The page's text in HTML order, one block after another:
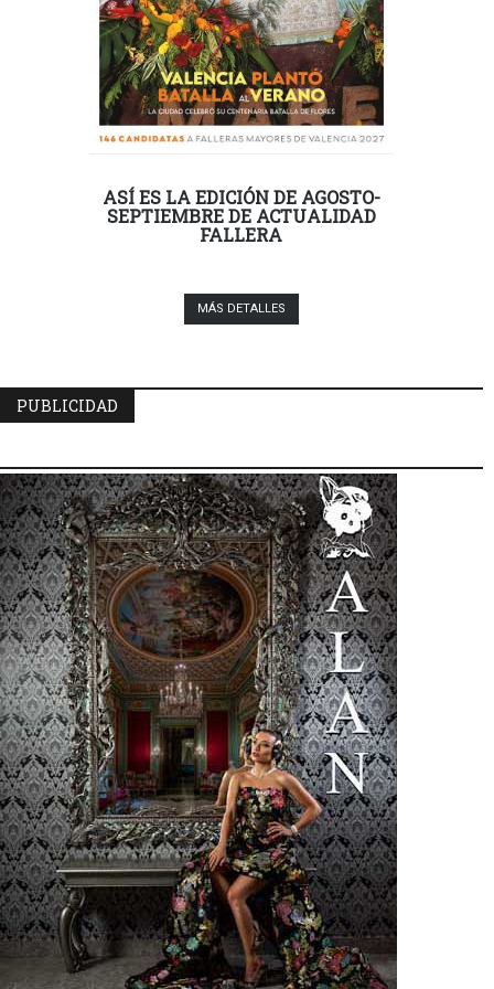
ASÍ ES LA EDICIÓN DE AGOSTO-
SEPTIEMBRE DE ACTUALIDAD
FALLERA
MÁS DETALLES
PUBLICIDAD